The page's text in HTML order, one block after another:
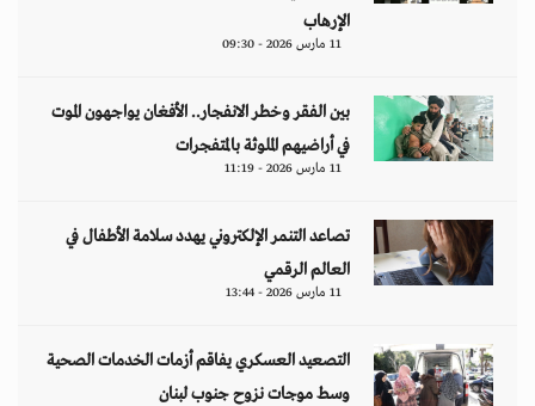
الإرهاب
11 مارس 2026 - 09:30
بين الفقر وخطر الانفجار.. الأفغان يواجهون الموت
في أراضيهم الملوثة بالمتفجرات
11 مارس 2026 - 11:19
تصاعد التنمر الإلكتروني يهدد سلامة الأطفال في
العالم الرقمي
11 مارس 2026 - 13:44
التصعيد العسكري يفاقم أزمات الخدمات الصحية
وسط موجات نزوح جنوب لبنان